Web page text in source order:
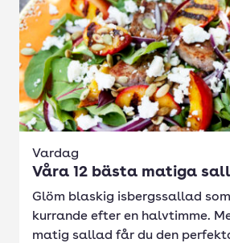
Vardag
Våra 12 bästa matiga
Glöm blaskig isbergssallad
kurrande efter en halvtimme.
matig sallad får du den